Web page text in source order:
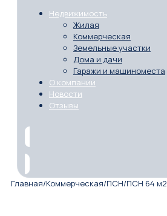
Недвижимость
Жилая
Коммерческая
Земельные участки
Дома и дачи
Гаражи и машиноместа
О компании
Новости
Отзывы
Главная/Коммерческая/ПСН/ПСН 64 м2